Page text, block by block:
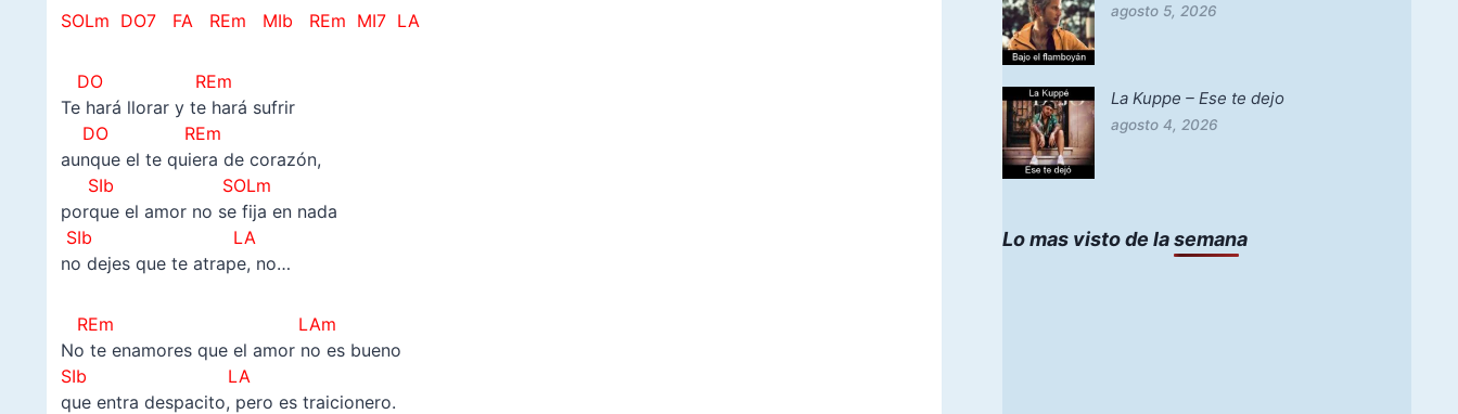
SOLm DO7 FA REm MIb REm MI7 LA
DO REm
Te hará llorar y te hará sufrir
DO REm
aunque el te quiera de corazón,
SIb SOLm
porque el amor no se fija en nada
SIb LA
no dejes que te atrape, no…
REm LAm
No te enamores que el amor no es bueno
SIb LA
que entra despacito, pero es traicionero.
agosto 5, 2026
La Kuppe – Ese te dejo
agosto 4, 2026
Lo mas visto de la semana